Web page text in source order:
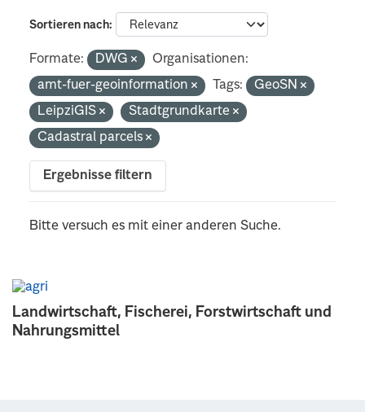
Landwirtschaft, Fischerei, Forstwirtschaft und
Nahrungsmittel
Sortieren nach
Formate: DWG
Organisationen:
amt-fuer-geoinformation
Tags:
GeoSN
LeipziGIS
Stadtgrundkarte
Cadastral parcels
Ergebnisse filtern
Bitte versuch es mit einer anderen Suche.